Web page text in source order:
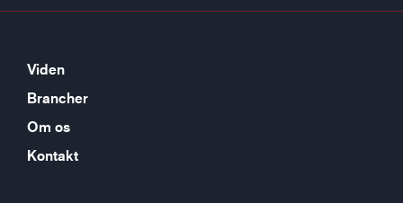
Viden
Brancher
Om os
Kontakt